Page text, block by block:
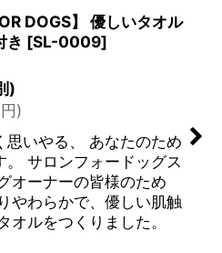
込む
DOGS】 優しいタオル
き [SL-0009]
)
円)
思いやる、 あなたのため
。 サロンフォードッグス
オーナーの皆様のため
やわらかで、優しい肌触
オルをつくりました。